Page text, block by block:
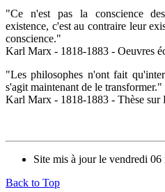
"Ce n'est pas la conscience
existence, c'est au contraire leur
conscience."
Karl Marx - 1818-1883 - Oeuvres
"Les philosophes n'ont fait
s'agit maintenant de le transformer."
Karl Marx - 1818-1883 - Thèse sur
Site mis à jour le vendredi 06
Back to Top